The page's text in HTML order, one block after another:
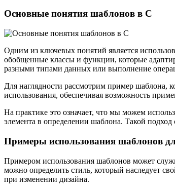
Основные понятия шаблонов в C
Одним из ключевых понятий является
обобщенные классы и функции, которые
разными типами данных или выполнение
Для наглядности рассмотрим пример шаблона,
использования, обеспечивая возможность
На практике это означает, что мы можем
элемента в определении шаблона. Такой
Примеры использования шаблонов
Примером использования шаблонов может
можно определить стиль, который наследует
при изменении дизайна.